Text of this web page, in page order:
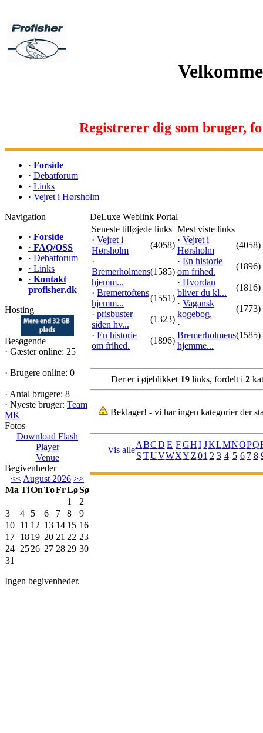
Registrerer dig som bruger,
· Forside
· Debatforum
· Links
· Vejret i Hørsholm
Navigation
· Forside
· FAQ/OSS
· Debatforum
· Links
· Kontakt
profisher.dk
Hosting
Besøgende
· Gæster online: 25
· Brugere online: 0
· Antal brugere: 8
· Nyeste bruger: Team
MK
Fotos
Download Flash
Player
Venue
Begivenheder
<< August 2026 >>
Ma TiOnToFrLøSø
1
2
3
4 5 6 7 8
9
10 11 12 13 14 15 16
17 1819 20 21 22 23
24 2526 27 28 29 30
31
Ingen begivenheder.
DeLuxe Weblink Portal
Seneste tilføjede links
· Vejret i
Hørsholm
(4058)
·
Bremerholmens
hjemm...
(1585)
· Bremertoftens
hjemm...
(1551)
· prisbuster
siden hv...
(1323)
· En historie
om frihed.
(1896)
Mest viste links
· Vejret i
Hørsholm
(4058)
· En historie
om frihed.
(1896)
· Hvordan
bliver du kl...
(1816)
· Vagansk
kogebog.
(1773)
·
Bremerholmens
hjemme...
(1585)
Der er i øjeblikket 19links, fordelt i 2
Beklager! - vi har ingen kategorier der
Vis alle
ABCD E FGHI JKLMNOPQ
S TUVWXY Z01 2 3 4 5 6 7 8